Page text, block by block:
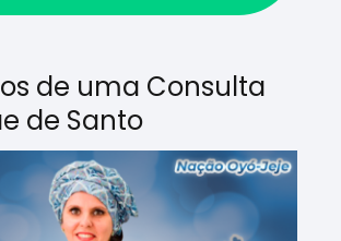
de uma Consulta
de Santo